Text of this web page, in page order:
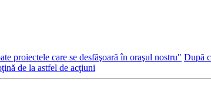
proiectele care se desfăşoară în oraşul nostru" După
de la astfel de acţiuni